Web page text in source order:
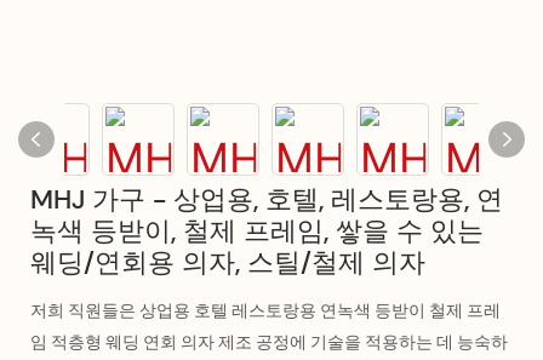
MHJ 가구 - 상업용, 호텔, 레스토랑용, 연
녹색 등받이, 철제 프레임, 쌓을 수 있는
웨딩/연회용 의자, 스틸/철제 의자
저희 직원들은 상업용 호텔 레스토랑용 연녹색 등받이 철제 프레
임 적층형 웨딩 연회 의자 제조 공정에 기술을 적용하는 데 능숙하